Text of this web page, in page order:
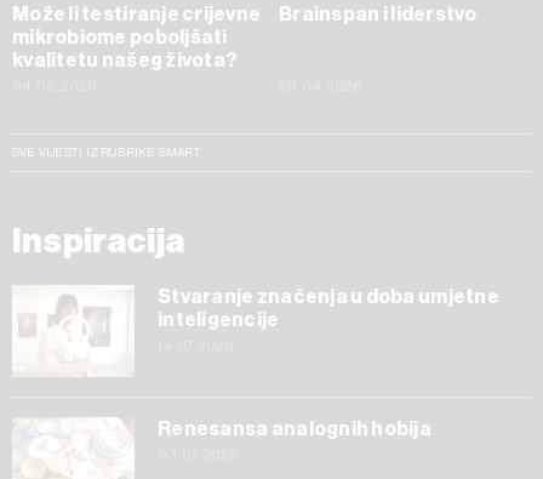
Može li testiranje crijevne
mikrobiome poboljšati
kvalitetu našeg života?
Brainspan i liderstvo
SVE VIJESTI IZ RUBRIKE SMART
Inspiracija
Stvaranje značenja u doba umjetne
inteligencije
Renesansa analognih hobija